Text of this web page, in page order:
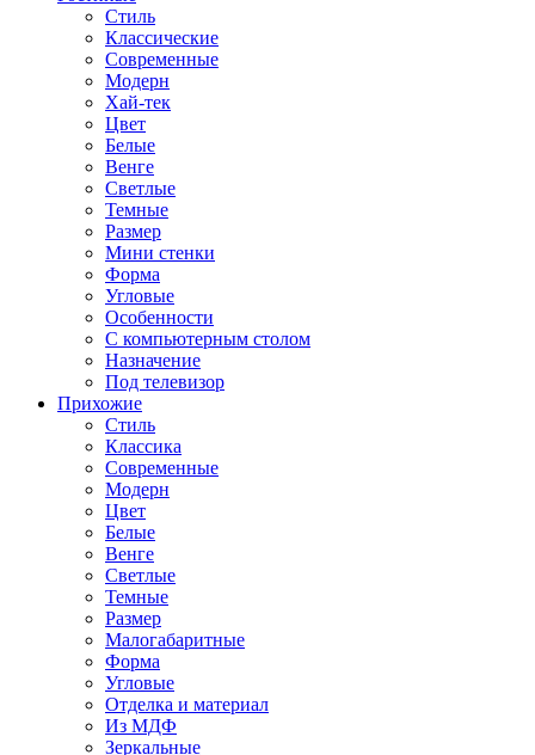
Стиль
Классические
Современные
Модерн
Хай-тек
Цвет
Белые
Венге
Светлые
Темные
Размер
Мини стенки
Форма
Угловые
Особенности
С компьютерным столом
Назначение
Под телевизор
Прихожие
Стиль
Классика
Современные
Модерн
Цвет
Белые
Венге
Светлые
Темные
Размер
Малогабаритные
Форма
Угловые
Отделка и материал
Из МДФ
Зеркальные